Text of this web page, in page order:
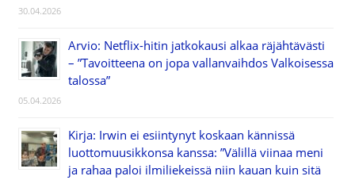
30.04.2026
Arvio: Netflix-hitin jatkokausi alkaa räjähtävästi
– ”Tavoitteena on jopa vallanvaihdos Valkoisessa
talossa”
05.04.2026
Kirja: Irwin ei esiintynyt koskaan kännissä
luottomuusikkonsa kanssa: ”Välillä viinaa meni
ja rahaa paloi ilmiliekeissä niin kauan kuin sitä